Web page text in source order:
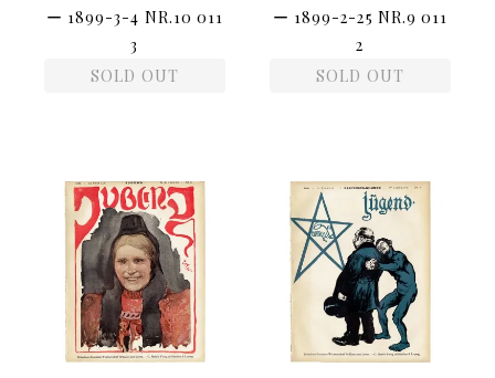
ー 1899-3-4 NR.10 011
3
SOLD OUT
ー 1899-2-25 NR.9 011
2
SOLD OUT